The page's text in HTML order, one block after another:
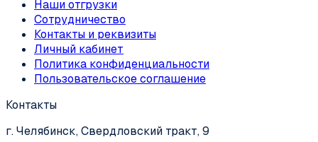
Наши отгрузки
Сотрудничество
Контакты и реквизиты
Личный кабинет
Политика конфиденциальности
Пользовательское соглашение
Контакты
г. Челябинск, Свердловский тракт, 9